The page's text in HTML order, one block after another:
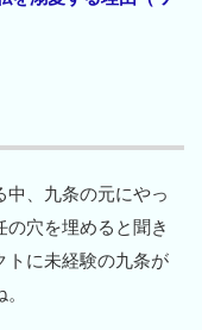
、九条の元にやっ
の穴を埋めると聞き
トに未経験の九条が